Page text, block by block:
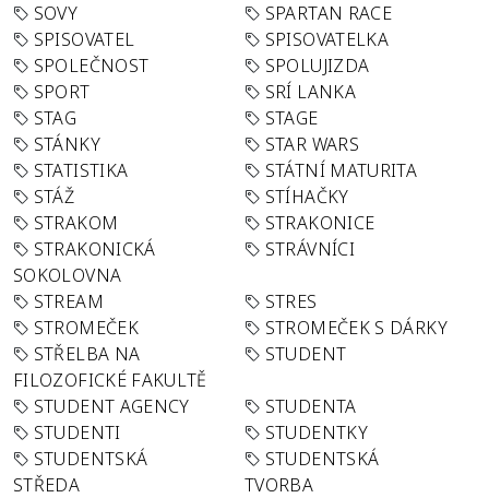
SOVY
SPARTAN RACE
SPISOVATEL
SPISOVATELKA
SPOLEČNOST
SPOLUJIZDA
SPORT
SRÍ LANKA
STAG
STAGE
STÁNKY
STAR WARS
STATISTIKA
STÁTNÍ MATURITA
STÁŽ
STÍHAČKY
STRAKOM
STRAKONICE
STRAKONICKÁ
SOKOLOVNA
STRÁVNÍCI
STREAM
STRES
STROMEČEK
STROMEČEK S DÁRKY
STŘELBA NA
FILOZOFICKÉ FAKULTĚ
STUDENT
STUDENT AGENCY
STUDENTA
STUDENTI
STUDENTKY
STUDENTSKÁ
STŘEDA
STUDENTSKÁ
TVORBA